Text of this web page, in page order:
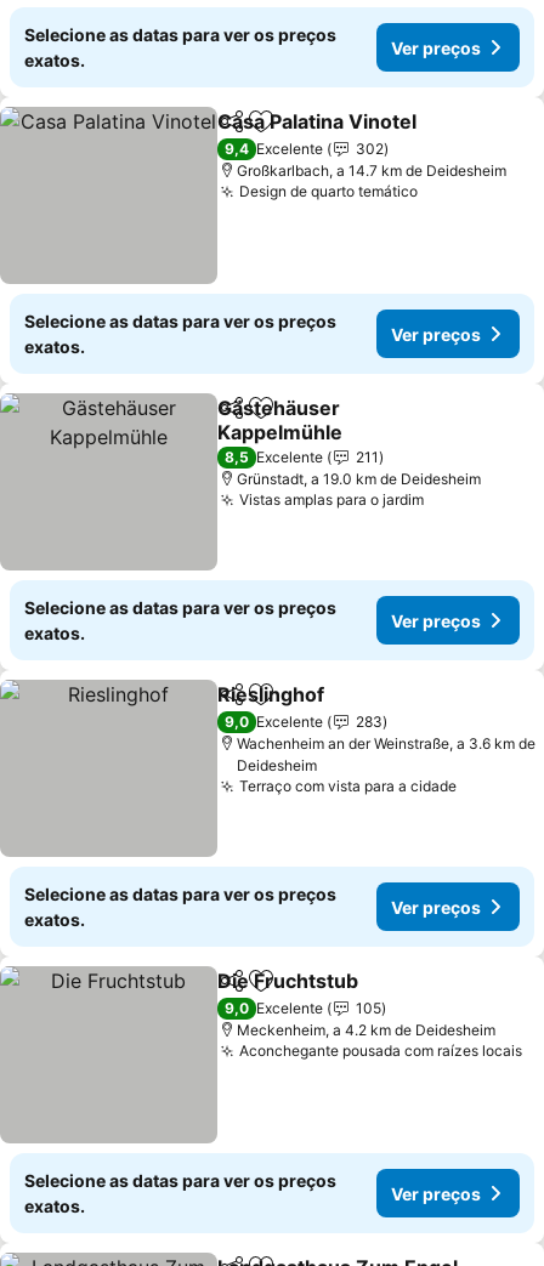
Selecione as datas para ver os preços
exatos.
Ver preços
PartilharAdicionar aos favoritos
Casa Palatina Vinotel
9,4 Excelente
302
Großkarlbach, a 14.7 km de Deidesheim
Design de quarto temático
Selecione as datas para ver os preços
exatos.
Ver preços
PartilharAdicionar aos favoritos
Gästehäuser
Kappelmühle
8,5 Excelente
211
Grünstadt, a 19.0 km de Deidesheim
Vistas amplas para o jardim
Selecione as datas para ver os preços
exatos.
Ver preços
PartilharAdicionar aos favoritos
Rieslinghof
9,0 Excelente
283
Wachenheim an der Weinstraße, a 3.6 km de
Deidesheim
Terraço com vista para a cidade
Selecione as datas para ver os preços
exatos.
Ver preços
PartilharAdicionar aos favoritos
Die Fruchtstub
9,0 Excelente
105
Meckenheim, a 4.2 km de Deidesheim
Aconchegante pousada com raízes locais
Selecione as datas para ver os preços
exatos.
Ver preços